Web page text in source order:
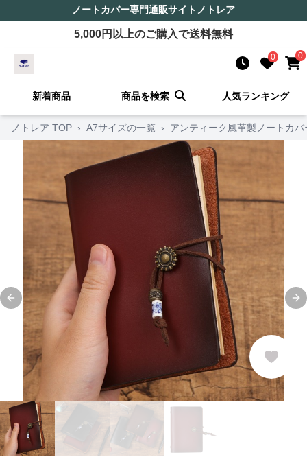
ノートカバー専門通販サイト ノトレア
5,000円以上のご購入で送料無料
0 0
新着商品 商品を検索 人気ランキング
ノトレア TOP › A7サイズの一覧 › アンティーク風革製ノートカバ
Previous slide